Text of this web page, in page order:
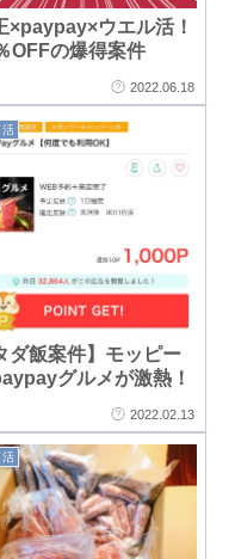
×paypay×ウエル活！
OFFの爆得案件
2022.06.18
活
ダ飯案件】モッピー
グルメが激熱！
2022.02.13
活